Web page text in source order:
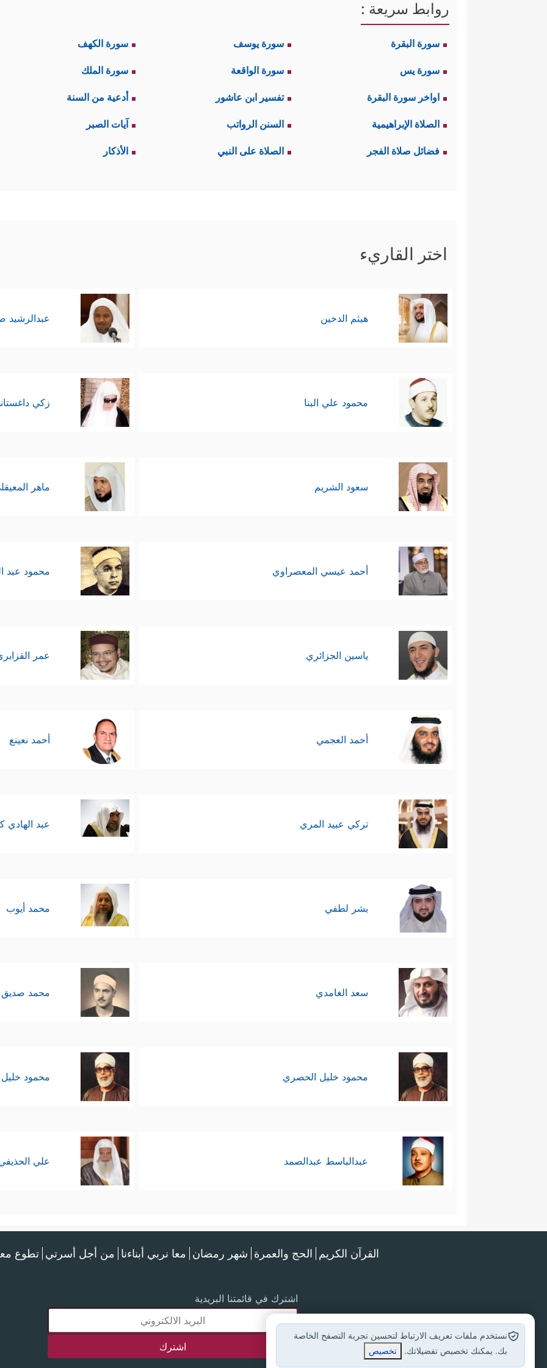
روابط سريعة :
سورة البقرة سورة يوسف سورة الكهف
سورة يس سورة الواقعة سورة الملك
اواخر سورة البقرة تفسير ابن عاشور أدعية من السنة
الصلاة الإبراهيمية السنن الرواتب آيات الصبر
فضائل صلاة الفجر الصلاة على النبي الأذكار
اختر القاريء
هيثم الدخين عبدالرشيد
محمود علي البنا زكي
سعود الشريم ماهر
أحمد عيسي المعصراوي محمود عبد
ياسين الجزائري عمر
أحمد العجمي أحمد نعينع
تركي عبيد المري عبد الهادي
بشر لطفي محمد أيوب
سعد الغامدي محمد صديق
محمود خليل الحصري محمود
عبدالباسط عبدالصمد علي
القرآن الكريم الحج والعمرة شهر رمضان معا نربي أبناءنا من أجل أسرتي تطوع
اشترك في قائمتنا البريدية
نستخدم ملفات تعريف الارتباط لتحسين تجربة التصفح الخاصة
بك. يمكنك تخصيص تفضيلاتك.
تخصيص